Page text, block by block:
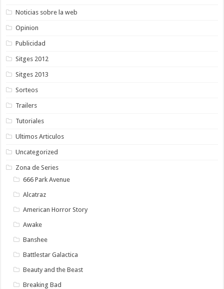
Noticias sobre la web
Opinion
Publicidad
Sitges 2012
Sitges 2013
Sorteos
Trailers
Tutoriales
Ultimos Articulos
Uncategorized
Zona de Series
666 Park Avenue
Alcatraz
American Horror Story
Awake
Banshee
Battlestar Galactica
Beauty and the Beast
Breaking Bad